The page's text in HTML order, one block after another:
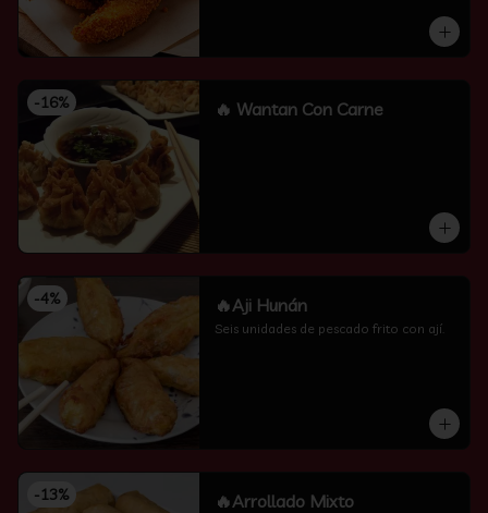
-16% 🔥 Wantan Con Carne
-4% 🔥Aji Hunán
Seis unidades de pescado frito con ají.
-13% 🔥Arrollado Mixto